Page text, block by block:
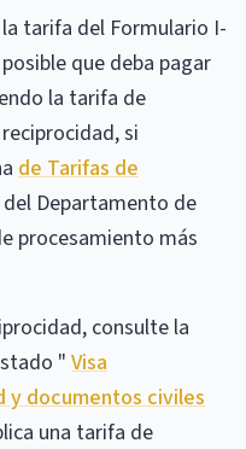
tarifa del Formulario I-
que deba pagar
la tarifa de
si
de Tarifas de
Departamento de
procesamiento más
consulte la
" Visa
y documentos civiles
una tarifa de